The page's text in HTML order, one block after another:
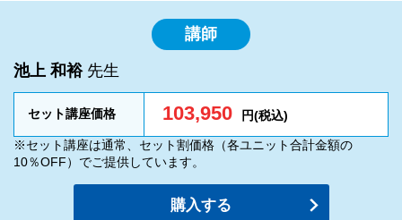
講師
池上 和裕先生
セット講座価格 103,950 円(税込)
※セット講座は通常、セット割価格（各ユニット合計金額の
10％OFF）でご提供しています。
購入する